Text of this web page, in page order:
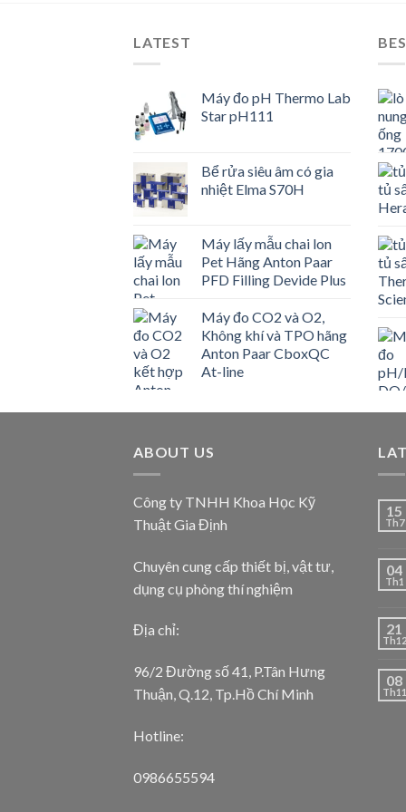
LATEST
Máy đo pH Thermo Lab
Star pH111
Bể rửa siêu âm có gia
nhiệt Elma S70H
Máy lấy mẫu chai lon
Pet Hãng Anton Paar
PFD Filling Devide Plus
Máy đo CO2 và O2,
Không khí và TPO hãng
Anton Paar CboxQC
At-line
ABOUT US
Công ty TNHH Khoa Học Kỹ
Thuật Gia Định
Chuyên cung cấp thiết bị, vật tư,
dụng cụ phòng thí nghiệm
Địa chỉ:
96/2 Đường số 41, P.Tân Hưng
Thuận, Q.12, Tp.Hồ Chí Minh
Hotline:
0986655594
15
Th7
04
Th1
21
Th12
08
Th11